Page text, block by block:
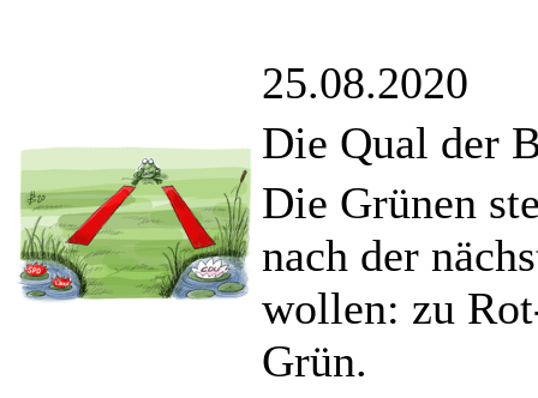
25.08.2020
Die Qual der
Die Grünen
nach der
wollen: zu
Grün.